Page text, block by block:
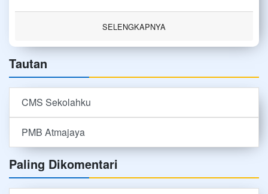
SELENGKAPNYA
Tautan
CMS Sekolahku
PMB Atmajaya
Paling Dikomentari